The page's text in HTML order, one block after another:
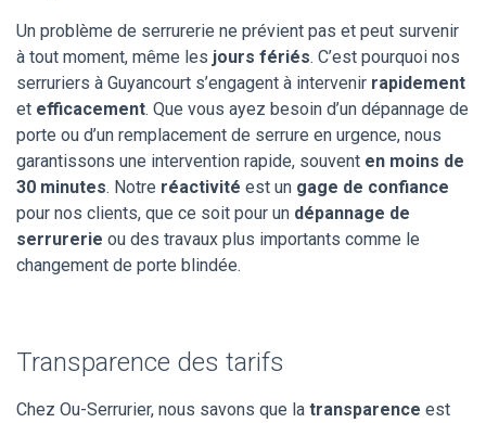
Un problème de serrurerie ne prévient pas et peut survenir
à tout moment, même les jours fériés. C’est pourquoi nos
serruriers à Guyancourt s’engagent à intervenir rapidement
et efficacement. Que vous ayez besoin d’un dépannage de
porte ou d’un remplacement de serrure en urgence, nous
garantissons une intervention rapide, souvent en moins de
30 minutes. Notre réactivité est un gage de confiance
pour nos clients, que ce soit pour un dépannage de
serrurerie ou des travaux plus importants comme le
changement de porte blindée.
Transparence des tarifs
Chez Ou-Serrurier, nous savons que la transparence est